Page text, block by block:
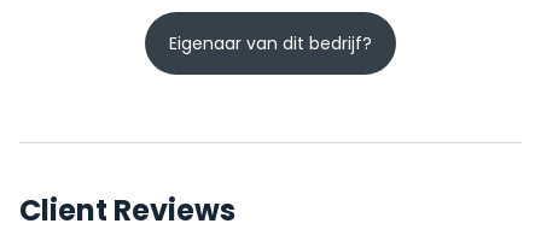
Eigenaar van dit bedrijf?
Client Reviews